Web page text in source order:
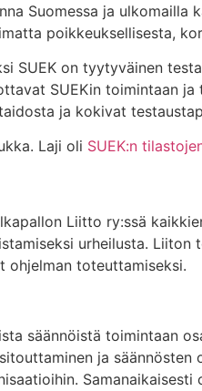
Suomessa ja
poikkeuksellisesta,
SUEK on tyytyväinen
SUEKin toimintaan
ja kokivat
Laji oli SUEK:n
Liitto ry:ssä
urheilusta.
ohjelman toteuttamiseksi.
säännöistä toimintaan
ja säännösten